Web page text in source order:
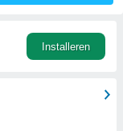
Installeren